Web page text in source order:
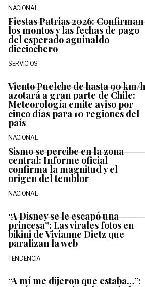
NACIONAL
Fiestas Patrias 2026: Confirman
los montos y las fechas de pago
del esperado aguinaldo
dieciochero
SERVICIOS
Viento Puelche de hasta 90 km/h
azotará a gran parte de Chile:
Meteorología emite aviso por
cinco días para 10 regiones del
país
NACIONAL
Sismo se percibe en la zona
central: Informe oficial
confirma la magnitud y el
origen del temblor
NACIONAL
“A Disney se le escapó una
princesa”: Las virales fotos en
bikini de Vivianne Dietz que
paralizan la web
TENDENCIA
“A mí me dijeron que estaba…”: